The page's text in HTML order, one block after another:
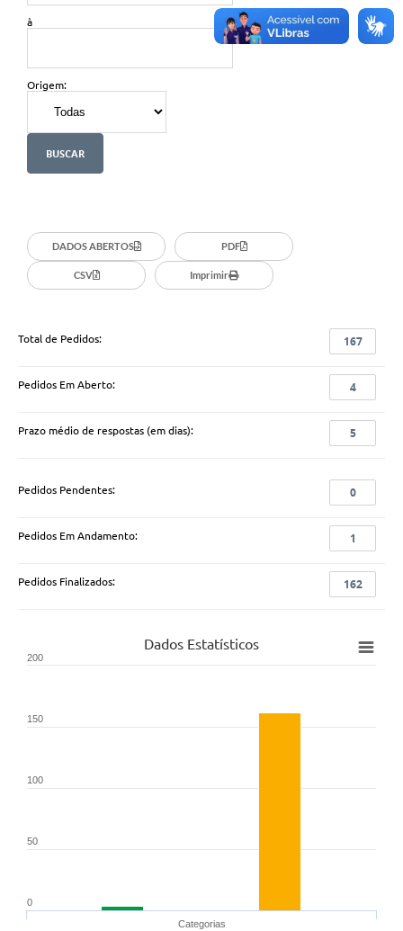
à
Origem:
DADOS ABERTOS PDF
CSV Imprimir
Total de Pedidos: 167
Pedidos Em Aberto: 4
Prazo médio de respostas (em dias): 5
Pedidos Pendentes: 0
Pedidos Em Andamento: 1
Pedidos Finalizados: 162
Dados Estatísticos
Categorias
0
50
100
150
200